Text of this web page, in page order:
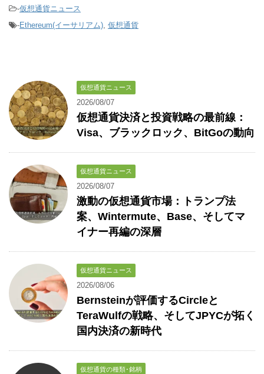
-仮想通貨ニュース
-Ethereum(イーサリアム), 仮想通貨
仮想通貨ニュース
2026/08/07
仮想通貨決済と投資戦略の最前線：
Visa、ブラックロック、BitGoの動向
仮想通貨ニュース
2026/08/07
激動の仮想通貨市場：トランプ法
案、Wintermute、Base、そしてマ
イナー再編の深層
仮想通貨ニュース
2026/08/06
Bernsteinが評価するCircleと
TeraWulfの戦略、そしてJPYCが拓く
国内決済の新時代
仮想通貨の種類･銘柄